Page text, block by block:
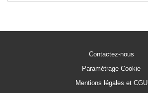
Contactez-nous
Paramétrage Cookie
Mentions légales et CGU